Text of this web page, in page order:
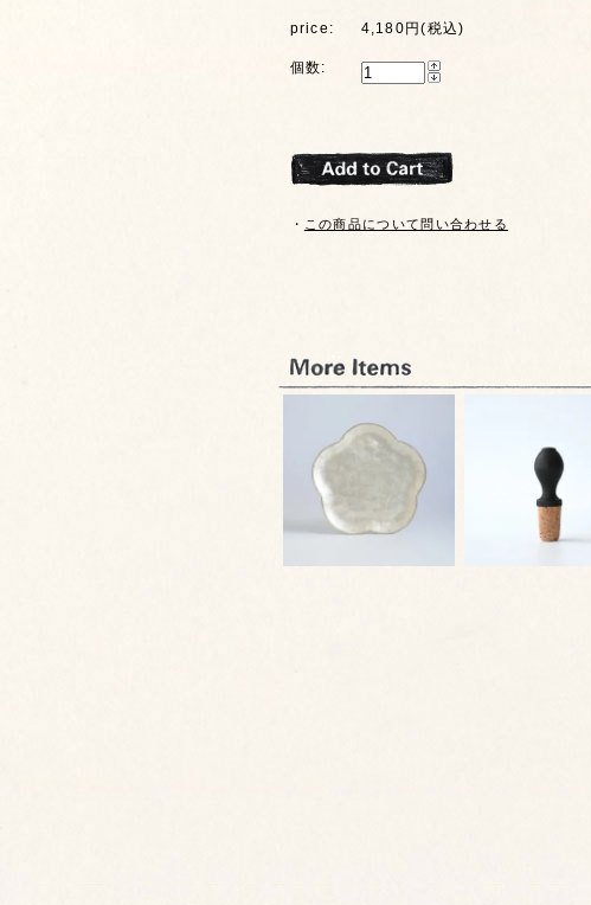
price: 4,180円(税込)
個数:
・ この商品について問い合わせる